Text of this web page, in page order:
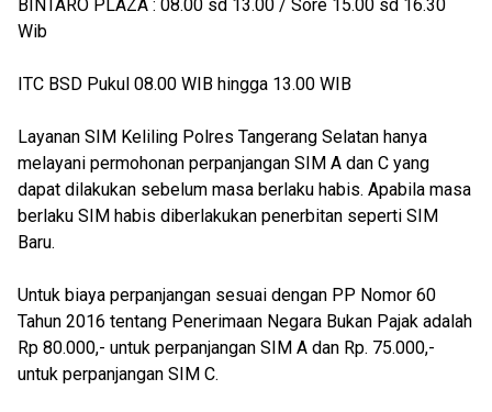
BINTARO PLAZA : 08.00 sd 13.00 / Sore 15.00 sd 16.30
Wib
ITC BSD Pukul 08.00 WIB hingga 13.00 WIB
Layanan SIM Keliling Polres Tangerang Selatan hanya
melayani permohonan perpanjangan SIM A dan C yang
dapat dilakukan sebelum masa berlaku habis. Apabila masa
berlaku SIM habis diberlakukan penerbitan seperti SIM
Baru.
Untuk biaya perpanjangan sesuai dengan PP Nomor 60
Tahun 2016 tentang Penerimaan Negara Bukan Pajak adalah
Rp 80.000,- untuk perpanjangan SIM A dan Rp. 75.000,-
untuk perpanjangan SIM C.